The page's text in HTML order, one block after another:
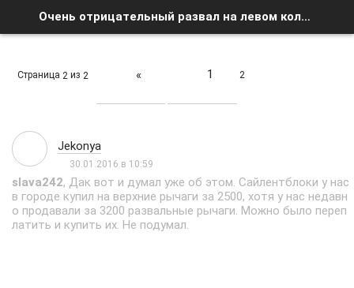
Очень отрицательный развал на левом колесе - Страница 2 - Список форумов
Страница 2 из 2 « 1 2
Jekonya
30.01.2016 в 10:59
slava242, Дак вот и думал уже об этом. Сайлентблоки у нас
в городе купил на верхние рычаги за 2500, хотя у нас недавн
о продавали за 3200 развальные рычаги. Можно было переп
латить и купить их. Не подумал.